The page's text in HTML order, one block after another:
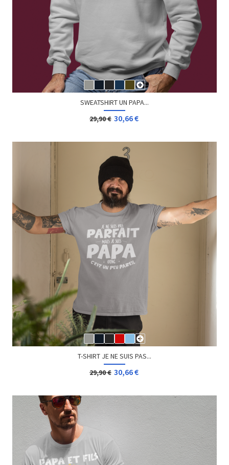
SWEATSHIRT UN PAPA...
29,90 € 30,66 €
T-SHIRT JE NE SUIS PAS...
29,90 € 30,66 €